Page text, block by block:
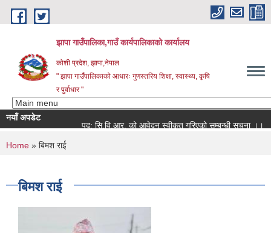
Skip to main content
झापा गाउँपालिका,गाउँ कार्यपालिकाको कार्यालय
कोशी प्रदेश, झापा,नेपाल
" झापा गाउँपालिकाको आधारः गुणस्तरिय शिक्षा, स्वास्थ्य, कृषि
र पुर्वाधार "
नयाँ अपडेट
पद: सि.वि.आर. को आवेदन स्वीकृत गरिएको सम्बन्धी सूचना ।।
You are here
Home » बिमश राई
बिमश राई